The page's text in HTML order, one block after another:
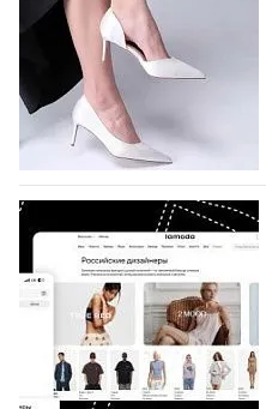
На участие в седьмой
которая пройдет в
по 1 октября, уже подано
половину из них (494)
коллекции которых не
07.08.2026 485
BALLINA представит
Shoes
Компания BALLINA
Co., Ltd., основанная в
Гуанчжоу, столице моды
профессиональной